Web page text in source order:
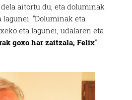
aitortu du, eta doluminak
“Doluminak eta
eta lagunei, udalaren eta
goxo har zaitzala, Felix“.